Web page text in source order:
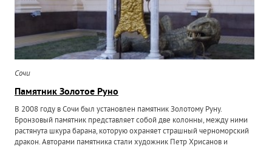
Сочи
Памятник Золотое Руно
В 2008 году в Сочи был установлен памятник Золотому Руну.
Бронзовый памятник представляет собой две колонны, между ними
растянута шкура барана, которую охраняет страшный черноморский
дракон. Авторами памятника стали художник Петр Хрисанов и